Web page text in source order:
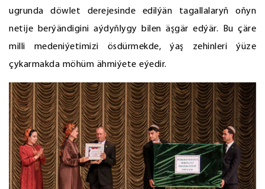
ugrunda döwlet derejesinde edilýän tagallalaryň oňyn
netije berýändigini aýdyňlygy bilen äşgär edýär. Bu çäre
milli medeniýetimizi ösdürmekde, ýaş zehinleri ýüze
çykarmakda möhüm ähmiýete eýedir.